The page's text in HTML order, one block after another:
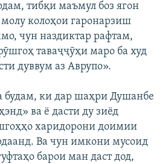
тибқи маъмул боз ягон
колоҳои гаронарзиш
чун наздиктар рафтам,
таваҷҷӯҳи маро ба худ
дуввум аз Аврупо».
будам, ки дар шаҳри Душанбе
ва ё дасти ду зиёд
харидорони доимии
Ва чун имкони мусоид
барои ман даст дод,